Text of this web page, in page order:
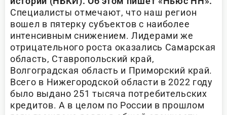
Специалисты отмечают, что наш регион
вошел в пятерку субъектов с наиболее
интенсивным снижением. Лидерами же
отрицательного роста оказались Самарская
область, Ставропольский край,
Волгоградская область и Приморский край.
Всего в Нижегородской области в 2022 году
было выдано 251 тысяча потребительских
кредитов. А в целом по России в прошлом